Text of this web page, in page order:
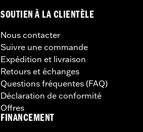
SOUTIEN À LA CLIENTÈLE
Nous contacter
Suivre une commande
Expédition et livraison
Retours et échanges
Questions fréquentes (FAQ)
Déclaration de conformité
Offres
FINANCEMENT